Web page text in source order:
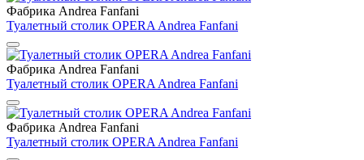
Фабрика Andrea Fanfani
Туалетный столик OPERA Andrea Fanfani
Фабрика Andrea Fanfani
Туалетный столик OPERA Andrea Fanfani
Фабрика Andrea Fanfani
Туалетный столик OPERA Andrea Fanfani